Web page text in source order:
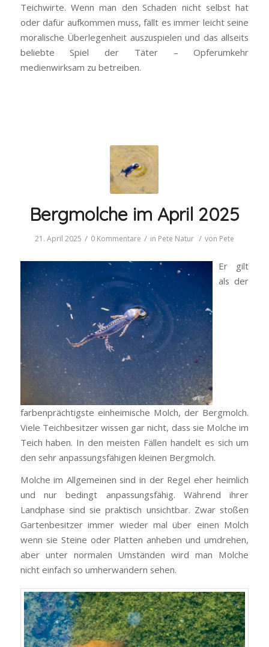
Teichwirte. Wenn man den Schaden nicht selbst hat
oder dafür aufkommen muss, fällt es immer leicht seine
moralische Überlegenheit auszuspielen und das allseits
beliebte Spiel der Täter – Opferumkehr
medienwirksam zu betreiben.
Bergmolche im April 2025
21. April 2025 / 0 Kommentare / in Pete Natur / von Pete
Er gilt
als der
farbenprächtigste einheimische Molch, der Bergmolch.
Viele Teichbesitzer wissen gar nicht, dass sie Molche im
Teich haben. In den meisten Fällen handelt es sich um
den sehr anpassungsfähigen kleinen Bergmolch.
Molche im Allgemeinen sind in der Regel eher heimlich
und nur bedingt anpassungsfähig. Während ihrer
Landphase sind sie praktisch unsichtbar. Zwar stoßen
Gartenbesitzer immer wieder mal über einen Molch
wenn sie Steine oder Platten anheben und umdrehen,
aber unter normalen Umständen wird man Molche
nicht einfach so umherwandern sehen.